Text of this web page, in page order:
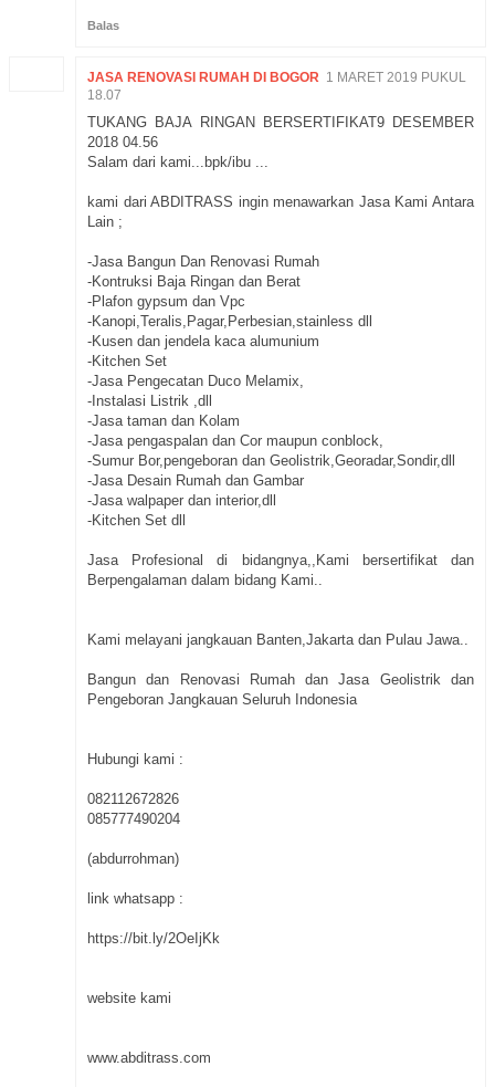
Balas
JASA RENOVASI RUMAH DI BOGOR 1 MARET 2019 PUKUL
18.07
TUKANG BAJA RINGAN BERSERTIFIKAT9 DESEMBER
2018 04.56
Salam dari kami...bpk/ibu ...
kami dari ABDITRASS ingin menawarkan Jasa Kami Antara
Lain ;
-Jasa Bangun Dan Renovasi Rumah
-Kontruksi Baja Ringan dan Berat
-Plafon gypsum dan Vpc
-Kanopi,Teralis,Pagar,Perbesian,stainless dll
-Kusen dan jendela kaca alumunium
-Kitchen Set
-Jasa Pengecatan Duco Melamix,
-Instalasi Listrik ,dll
-Jasa taman dan Kolam
-Jasa pengaspalan dan Cor maupun conblock,
-Sumur Bor,pengeboran dan Geolistrik,Georadar,Sondir,dll
-Jasa Desain Rumah dan Gambar
-Jasa walpaper dan interior,dll
-Kitchen Set dll
Jasa Profesional di bidangnya,,Kami bersertifikat dan
Berpengalaman dalam bidang Kami..
Kami melayani jangkauan Banten,Jakarta dan Pulau Jawa..
Bangun dan Renovasi Rumah dan Jasa Geolistrik dan
Pengeboran Jangkauan Seluruh Indonesia
Hubungi kami :
082112672826
085777490204
(abdurrohman)
link whatsapp :
https://bit.ly/2OeIjKk
website kami
www.abditrass.com